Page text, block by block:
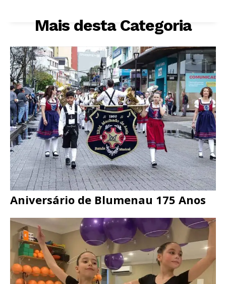
Mais desta Categoria
Aniversário de Blumenau 175 Anos